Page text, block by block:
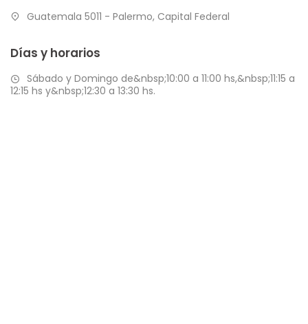
Guatemala 5011 - Palermo, Capital Federal
Días y horarios
Sábado y Domingo de&nbsp;10:00 a 11:00 hs,&nbsp;11:15 a
12:15 hs y&nbsp;12:30 a 13:30 hs.